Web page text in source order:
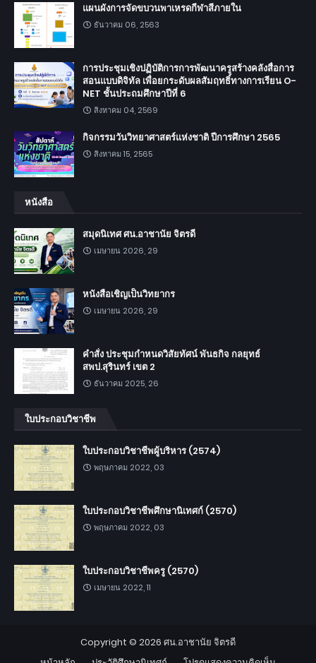
แผนผังการจัดขบวนพาเหรดกีฬาสีภายใน
ธันวาคม 06, 2563
การประชุมเชิงปฏิบัติการการพัฒนาครูสร้างคลังสื่อการ
สอนแบบดิจิทัล เพื่อยกระดับผลสัมฤทธิ์ทางการเรียน O-
NET ชั้นประถมศึกษาปีที่ 6
สิงหาคม 04, 2569
กิจกรรมวันวิทยาศาสตร์แห่งชาติ ปีการศึกษา 2565
สิงหาคม 15, 2565
หนังสือ
สมุดนิเทศ ศน.อาชานัย จิตรดี
เมษายน 2026, 29
หนังสือเชิญเป็นวิทยากร
เมษายน 2026, 29
คำสั่ง ประชุมกำหนดวิสัยทัศน์ พันธกิจ กลยุทธ์
สพป.สุรินทร์ เขต 2
ธันวาคม 2025, 26
ใบประกอบวิชาชีพ
ใบประกอบวิชาชีพผู้บริหาร (2574)
พฤษภาคม 2022, 03
ใบประกอบวิชาชีพศึกษานิเทศก์ (2570)
พฤษภาคม 2022, 03
ใบประกอบวิชาชีพครู (2570)
เมษายน 2022, 11
Copyright © 2026 ศน.อาชานัย จิตรดี